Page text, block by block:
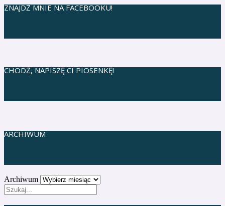
ZNAJDŹ MNIE NA FACEBOOKU!
CHODŹ, NAPISZĘ CI PIOSENKĘ!
ARCHIWUM
Archiwum